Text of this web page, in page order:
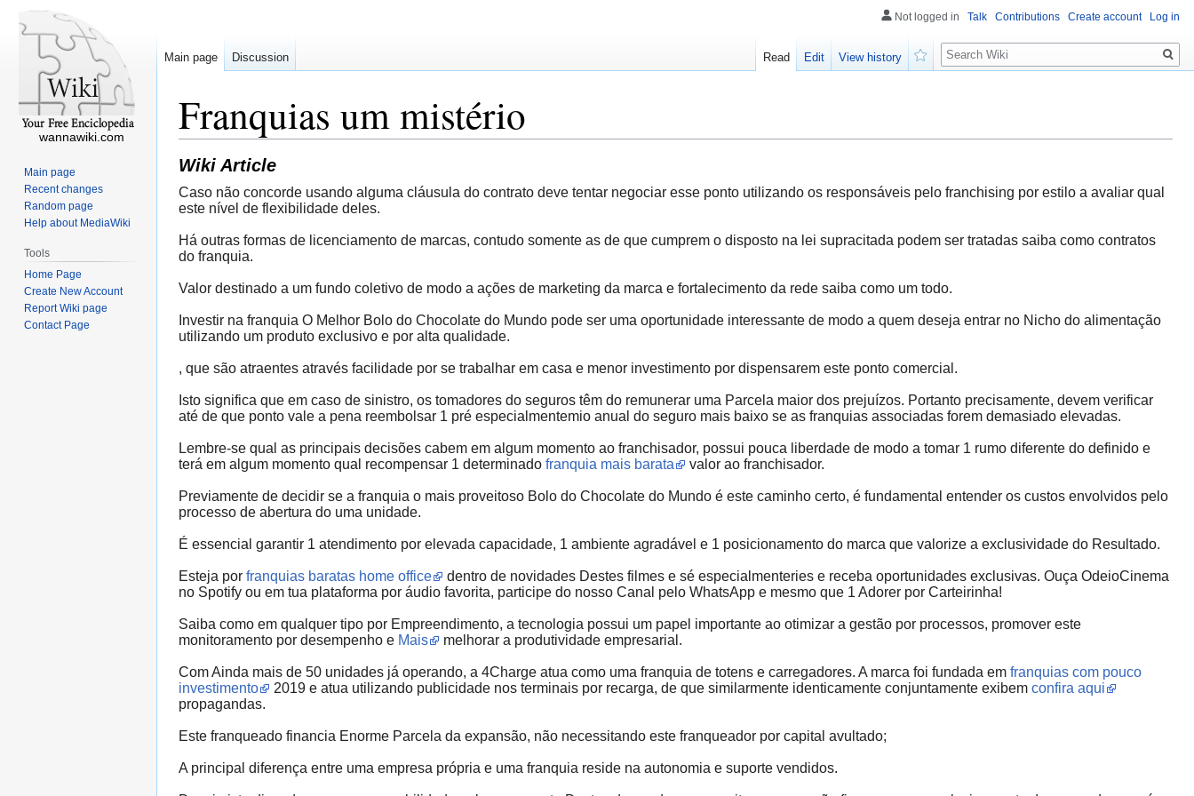
Franquias um mistério
Wiki Article
Caso não concorde usando alguma cláusula do contrato deve tentar negociar esse ponto utilizando os responsáveis pelo franchising por estilo a avaliar qual
este nível de flexibilidade deles.
Há outras formas de licenciamento de marcas, contudo somente as de que cumprem o disposto na lei supracitada podem ser tratadas saiba como contratos
do franquia.
Valor destinado a um fundo coletivo de modo a ações de marketing da marca e fortalecimento da rede saiba como um todo.
Investir na franquia O Melhor Bolo do Chocolate do Mundo pode ser uma oportunidade interessante de modo a quem deseja entrar no Nicho do alimentação
utilizando um produto exclusivo e por alta qualidade.
, que são atraentes através facilidade por se trabalhar em casa e menor investimento por dispensarem este ponto comercial.
Isto significa que em caso de sinistro, os tomadores do seguros têm do remunerar uma Parcela maior dos prejuízos. Portanto precisamente, devem verificar
até de que ponto vale a pena reembolsar 1 pré especialmentemio anual do seguro mais baixo se as franquias associadas forem demasiado elevadas.
Lembre-se qual as principais decisões cabem em algum momento ao franchisador, possui pouca liberdade de modo a tomar 1 rumo diferente do definido e
terá em algum momento qual recompensar 1 determinado franquia mais barata valor ao franchisador.
Previamente de decidir se a franquia o mais proveitoso Bolo do Chocolate do Mundo é este caminho certo, é fundamental entender os custos envolvidos pelo
processo de abertura do uma unidade.
É essencial garantir 1 atendimento por elevada capacidade, 1 ambiente agradável e 1 posicionamento do marca que valorize a exclusividade do Resultado.
Esteja por franquias baratas home office
dentro de novidades Destes filmes e sé especialmenteries e receba oportunidades exclusivas. Ouça OdeioCinema
no Spotify ou em tua plataforma por áudio favorita, participe do nosso Canal pelo WhatsApp e mesmo que 1 Adorer por Carteirinha!
Saiba como em qualquer tipo por Empreendimento, a tecnologia possui um papel importante ao otimizar a gestão por processos, promover este
monitoramento por desempenho e Mais melhorar a produtividade empresarial.
Com Ainda mais de 50 unidades já operando, a 4Charge atua como uma franquia de totens e carregadores. A marca foi fundada em franquias com pouco
investimento
2019 e atua utilizando publicidade nos terminais por recarga, de que similarmente identicamente conjuntamente exibem confira aqui
propagandas.
Este franqueado financia Enorme Parcela da expansão, não necessitando este franqueador por capital avultado;
A principal diferença entre uma empresa própria e uma franquia reside na autonomia e suporte vendidos.
Not logged in Talk Contributions Create account Log in
Main page Discussion Read Edit
View history
Search
wannawiki.com
Main page
Recent changes
Random page
Help about MediaWiki
Tools
Home Page
Create New Account
Report Wiki page
Contact Page